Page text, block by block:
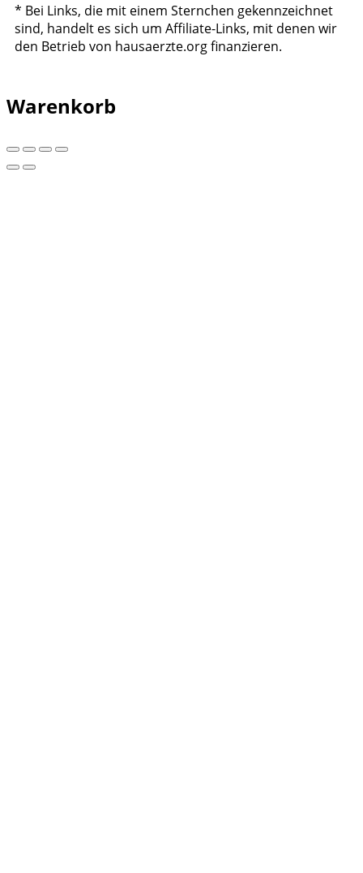
* Bei Links, die mit einem Sternchen gekennzeichnet
sind, handelt es sich um Affiliate-Links, mit denen wir
den Betrieb von hausaerzte.org finanzieren.
Warenkorb